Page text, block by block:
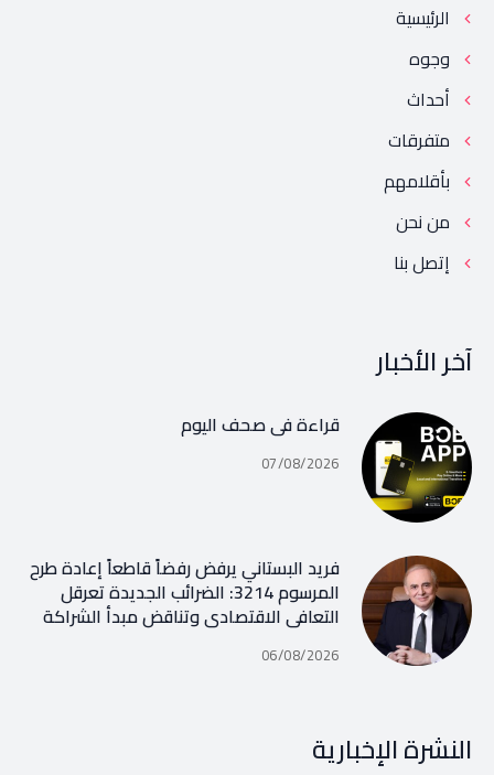
الرئيسية
وجوه
أحداث
متفرقات
بأقلامهم
من نحن
إتصل بنا
آخر الأخبار
قراءة في صحف اليوم
07/08/2026
فريد البستاني يرفض رفضاً قاطعاً إعادة طرح
المرسوم 3214: الضرائب الجديدة تعرقل
التعافي الاقتصادي وتناقض مبدأ الشراكة
06/08/2026
النشرة الإخبارية